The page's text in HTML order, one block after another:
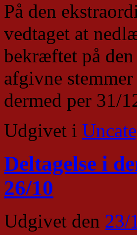
På den
vedtaget at
bekræftet på
afgivne
dermed per 31/
Udgivet i
Deltagelse i
26/10
Udgivet den 23/